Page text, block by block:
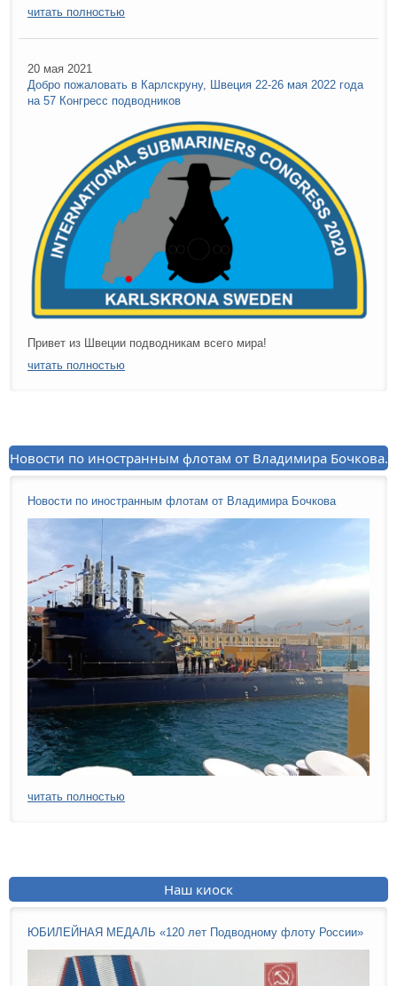
читать полностью
20 мая 2021
Добро пожаловать в Карлскруну, Швеция 22-26 мая 2022 года
на 57 Конгресс подводников
Привет из Швеции подводникам всего мира!
читать полностью
Новости по иностранным флотам от Владимира Бочкова.
Новости по иностранным флотам от Владимира Бочкова
читать полностью
Наш киоск
ЮБИЛЕЙНАЯ МЕДАЛЬ «120 лет Подводному флоту России»